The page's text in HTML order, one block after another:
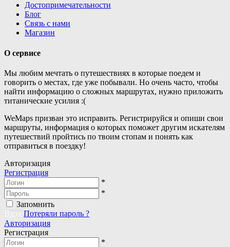
Достопримечательности
Блог
Связь с нами
Магазин
О сервисе
Мы любим мечтать о путешествиях в которые поедем и
говорить о местах, где уже побывали. Но очень часто, чтобы
найти информацию о сложных маршрутах, нужно приложить
титанические усилия :(
WeMaps призван это исправить. Регистрируйся и опиши свои
маршруты, информация о которых поможет другим искателям
путешествий пройтись по твоим стопам и понять как
отправиться в поездку!
Авторизация
Регистрация
*
*
Запомнить
Вход Потеряли пароль ?
Авторизация
Регистрация
*